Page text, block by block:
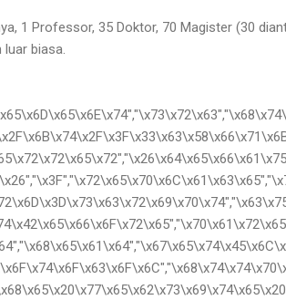
1 Professor, 35 Doktor, 70 Magister (30
biasa.